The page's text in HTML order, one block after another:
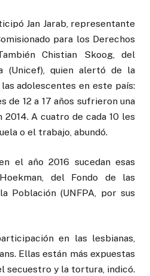
Jan Jarab, representante
para los Derechos
Chistian Skoog, del
(Unicef), quien alertó de la
adolescentes en este país:
de 12 a 17 años sufrieron una
A cuatro de cada 10 les
o el trabajo, abundó.
el año 2016 sucedan esas
del Fondo de las
Población (UNFPA, por sus
en las lesbianas,
Ellas están más expuestas
secuestro y la tortura, indicó.